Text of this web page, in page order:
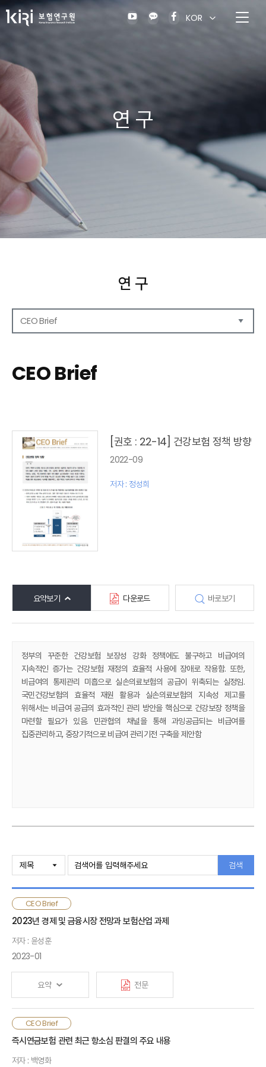
KOR
연 구
연 구
CEO Brief
CEO Brief
영상자료
CEO Brief
[권호 : 22-14] 건강보험 정책 방향
2022-09
저자 : 정성희
요약보기 다운로드 바로보기
정부의 꾸준한 건강보험 보장성 강화 정책에도 불구하고 비급여의
지속적인 증가는 건강보험 재정의 효율적 사용에 장애로 작용함. 또한,
비급여의 통제관리 미흡으로 실손의료보험의 공급이 위축되는 실정임.
국민건강보험의 효율적 재원 활용과 실손의료보험의 지속성 제고를
위해서는 비급여 공급의 효과적인 관리 방안을 핵심으로 건강보장 정책을
마련할 필요가 있음. 민관협의 채널을 통해 과잉공급되는 비급여를
집중관리하고, 중장기적으로 비급여 관리기전 구축을 제안함
검색
CEO Brief
2023년 경제 및 금융시장 전망과 보험산업 과제
저자 : 윤성훈
2023-01
요약 전문
국제유가 급등, 통화 긴축 등으로 시작된 우리나라 경제성장률
하락 추세가 2023년에도 지속될 것으로 전망됨. 2023년
수준을 유지할 것으로 예상됨. 크게 확대된 금융시장 변동성은
CEO Brief
즉시연금보험 관련 최근 항소심 판결의 주요 내용
저자 : 백영화